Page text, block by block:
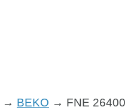
→ BEKO → FNE 26400